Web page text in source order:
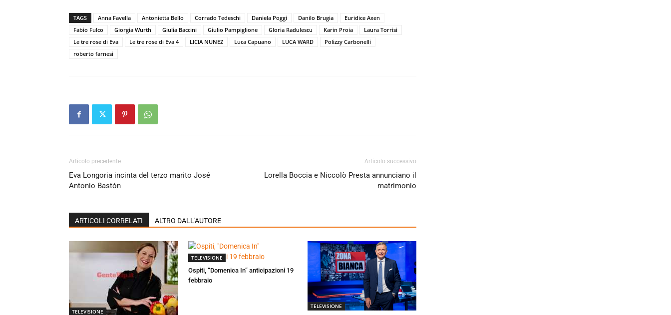
TAGS Anna Favella Antonietta Bello Corrado Tedeschi Daniela Poggi Danilo Brugia
Euridice Axen
Fabio Fulco
Giorgia Wurth Giulia Baccini Giulio Pampiglione Gloria Radulescu Karin Proia
Laura Torrisi
Le tre rose di Eva
Le tre rose di Eva 4 LICIA NUNEZ Luca Capuano LUCA WARD
Polizzy Carbonelli
roberto farnesi
Articolo precedente
Eva Longoria incinta del terzo marito José
Antonio Bastón
Articolo successivo
Lorella Boccia e Niccolò Presta annunciano il
matrimonio
ARTICOLI CORRELATI ALTRO DALL'AUTORE
TELEVISIONE
TELEVISIONE
Ospiti, “Domenica In” anticipazioni 19
febbraio
TELEVISIONE